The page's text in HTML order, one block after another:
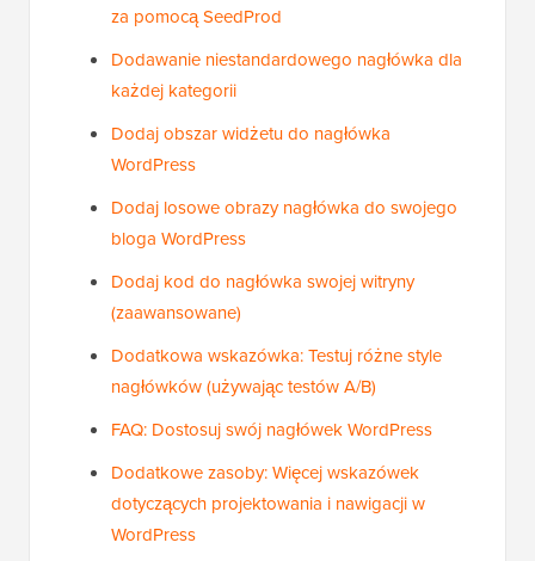
za pomocą SeedProd
Dodawanie niestandardowego nagłówka dla
każdej kategorii
Dodaj obszar widżetu do nagłówka
WordPress
Dodaj losowe obrazy nagłówka do swojego
bloga WordPress
Dodaj kod do nagłówka swojej witryny
(zaawansowane)
Dodatkowa wskazówka: Testuj różne style
nagłówków (używając testów A/B)
FAQ: Dostosuj swój nagłówek WordPress
Dodatkowe zasoby: Więcej wskazówek
dotyczących projektowania i nawigacji w
WordPress